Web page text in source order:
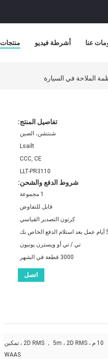
منتجات أشرطة فيديو عنا
تفاصيل المنتج:
شنتشن، الصين
Lsailt
CCC, CE
LLT-PR3110
شروط الدفع والشحن:
1 مجموعة
قابل للتفاوض
كرتون التصدير القياسي
الدفع الخاص بك
تي / تي أو ويسترن يونيون
3000 قطعة في الشهر
اتصل
10 م ، 2D RMS ， 5m ، 2D RMS ، تمكين
WAAS